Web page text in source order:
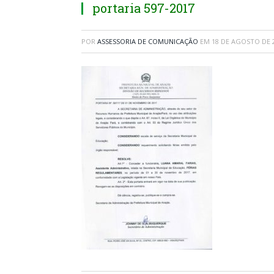
portaria 597-2017
POR ASSESSORIA DE COMUNICAÇÃO EM 18 DE AGOSTO DE